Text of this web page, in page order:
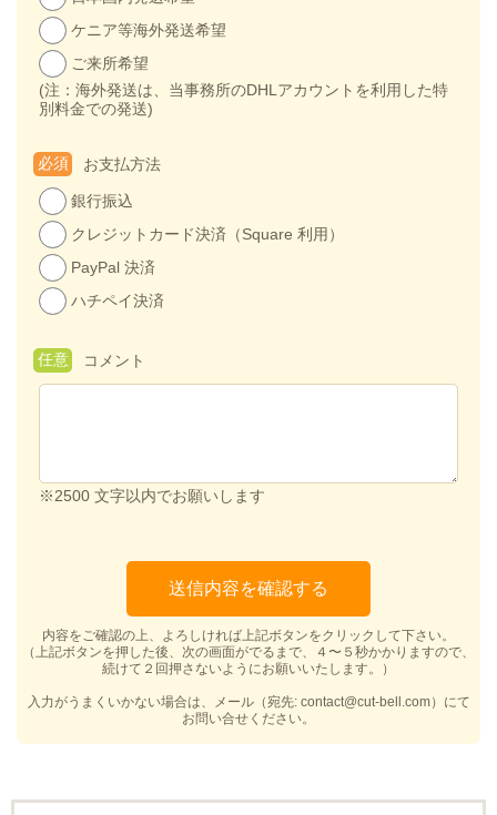
ケニア等海外発送希望
ご来所希望
(注：海外発送は、当事務所のDHLアカウントを利用した特
別料金での発送)
お支払方法
必須
銀行振込
クレジットカード決済（Square 利用）
PayPal 決済
ハチペイ決済
コメント
任意
※2500 文字以内でお願いします
内容をご確認の上、よろしければ上記ボタンをクリックして下さい。
（上記ボタンを押した後、次の画面がでるまで、４〜５秒かかりますので、
続けて２回押さないようにお願いいたします。）
入力がうまくいかない場合は、メール（宛先: contact@cut-bell.com）にて
お問い合せください。